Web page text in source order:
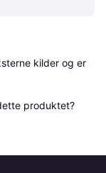
kilder og er
produktet?